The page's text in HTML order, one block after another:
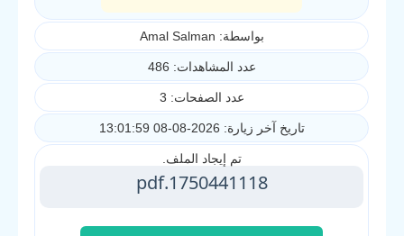
بواسطة: Amal Salman
عدد المشاهدات: 486
عدد الصفحات: 3
تاريخ آخر زيارة: 2026-08-08 13:01:59
تم إيجاد الملف.
1750441118.pdf